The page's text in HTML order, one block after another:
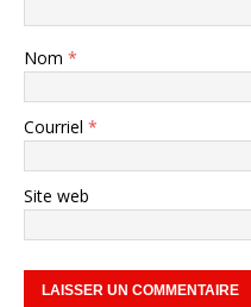
Nom *
Courriel *
Site web